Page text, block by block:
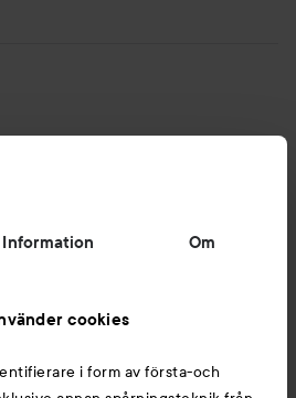
Information Om
cookies
i form av första-och